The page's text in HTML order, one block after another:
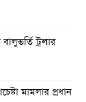
ট্রলার
মামলার প্রধান